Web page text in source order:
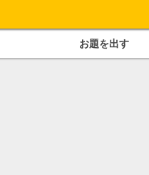
お題を出す